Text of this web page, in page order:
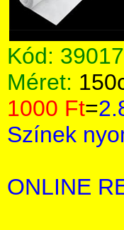
Kód: 39017
Méret:
1000 Ft=
Színek
ONLINE